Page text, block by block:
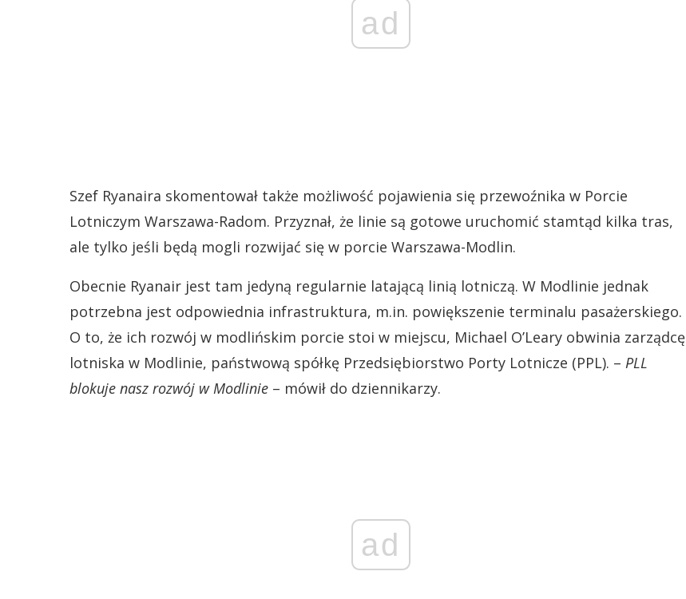
ad
Szef Ryanaira skomentował także możliwość pojawienia się przewoźnika w Porcie
Lotniczym Warszawa-Radom. Przyznał, że linie są gotowe uruchomić stamtąd kilka tras,
ale tylko jeśli będą mogli rozwijać się w porcie Warszawa-Modlin.
Obecnie Ryanair jest tam jedyną regularnie latającą linią lotniczą. W Modlinie jednak
potrzebna jest odpowiednia infrastruktura, m.in. powiększenie terminalu pasażerskiego.
O to, że ich rozwój w modlińskim porcie stoi w miejscu, Michael O’Leary obwinia zarządcę
lotniska w Modlinie, państwową spółkę Przedsiębiorstwo Porty Lotnicze (PPL). – PLL
blokuje nasz rozwój w Modlinie – mówił do dziennikarzy.
ad